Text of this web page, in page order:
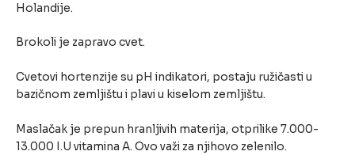
Holandije.
Brokoli je zapravo cvet.
Cvetovi hortenzije su pH indikatori, postaju ružičasti u
bazičnom zemljištu i plavi u kiselom zemljištu.
Maslačak je prepun hranljivih materija, otprilike 7.000-
13.000 I.U vitamina A. Ovo važi za njihovo zelenilo.